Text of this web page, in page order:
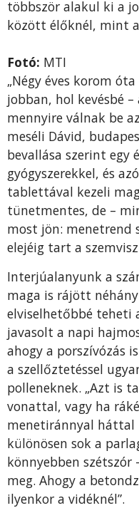
többször alakul ki a
között élőknél, mint
Fotó: MTI
„Négy éves korom
jobban, hol kevésbé
mennyire válnak be
meséli Dávid,
bevallása szerint egy
gyógyszerekkel, és
tablettával kezeli
tünetmentes, de –
most jön: menetrend
elejéig tart a
Interjúalanyunk a
maga is rájött
elviselhetőbbé teheti
javasolt a napi
ahogy a porszívózás
a szellőztetéssel
polleneknek. „Azt is
vonattal, vagy ha
menetiránnyal háttal
különösen sok a
könnyebben szétszór
meg. Ahogy a
ilyenkor a vidéknél”.